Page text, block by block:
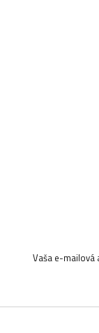
Vaša e-mailová